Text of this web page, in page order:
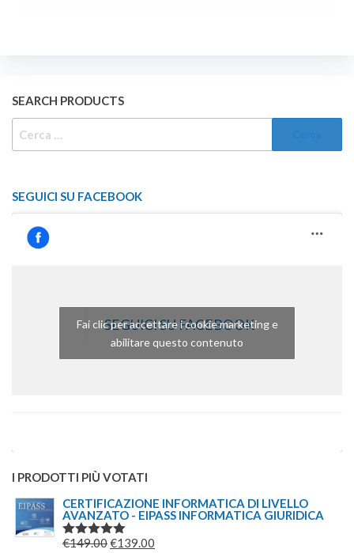
SEARCH PRODUCTS
SEGUICI SU FACEBOOK
SEGUICI SU FACEBOOK
Fai clic per accettare i cookie marketing e
abilitare questo contenuto
I PRODOTTI PIÙ VOTATI
CERTIFICAZIONE INFORMATICA DI LIVELLO
AVANZATO - EIPASS INFORMATICA GIURIDICA
VALUTATO
€149.00IL
€139.00